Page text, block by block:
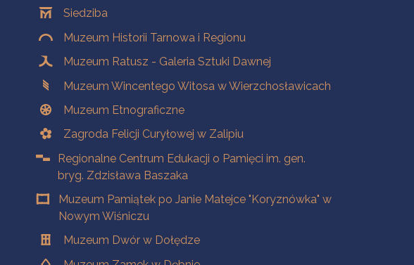
OddziałySiedziba
Muzeum Historii Tarnowa i Regionu
Muzeum Ratusz - Galeria Sztuki Dawnej
Muzeum Wincentego Witosa w Wierzchosławicach
Muzeum Etnograficzne
Zagroda Felicji Curyłowej w Zalipiu
Regionalne Centrum Edukacji o Pamięci im. gen.
bryg. Zdzisława Baszaka
Muzeum Pamiątek po Janie Matejce "Koryznówka" w
Nowym Wiśniczu
Muzeum Dwór w Dołędze